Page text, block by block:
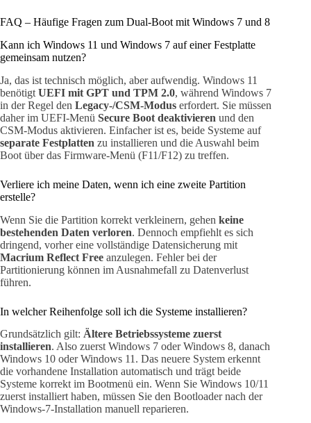
FAQ – Häufige Fragen zum Dual-Boot mit Windows 7 und 8
Kann ich Windows 11 und Windows 7 auf einer Festplatte
gemeinsam nutzen?
Ja, das ist technisch möglich, aber aufwendig. Windows 11
benötigt UEFI mit GPT und TPM 2.0, während Windows 7
in der Regel den Legacy-/CSM-Modus erfordert. Sie müssen
daher im UEFI-Menü Secure Boot deaktivieren und den
CSM-Modus aktivieren. Einfacher ist es, beide Systeme auf
separate Festplatten zu installieren und die Auswahl beim
Boot über das Firmware-Menü (F11/F12) zu treffen.
Verliere ich meine Daten, wenn ich eine zweite Partition
erstelle?
Wenn Sie die Partition korrekt verkleinern, gehen keine
bestehenden Daten verloren. Dennoch empfiehlt es sich
dringend, vorher eine vollständige Datensicherung mit
Macrium Reflect Free anzulegen. Fehler bei der
Partitionierung können im Ausnahmefall zu Datenverlust
führen.
In welcher Reihenfolge soll ich die Systeme installieren?
Grundsätzlich gilt: Ältere Betriebssysteme zuerst
installieren. Also zuerst Windows 7 oder Windows 8, danach
Windows 10 oder Windows 11. Das neuere System erkennt
die vorhandene Installation automatisch und trägt beide
Systeme korrekt im Bootmenü ein. Wenn Sie Windows 10/11
zuerst installiert haben, müssen Sie den Bootloader nach der
Windows-7-Installation manuell reparieren.